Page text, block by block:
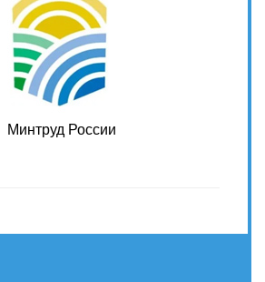
Минтруд России